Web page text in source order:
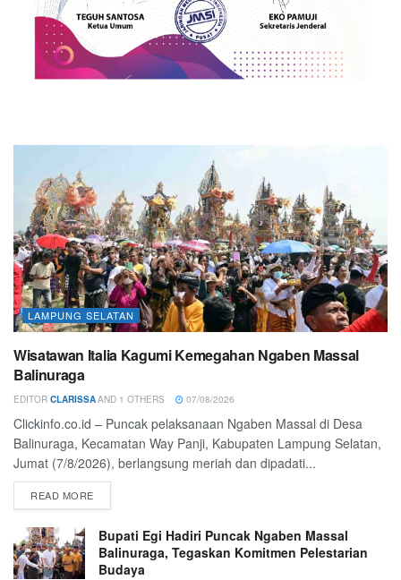
LAMPUNG SELATAN
Wisatawan Italia Kagumi Kemegahan Ngaben Massal
Balinuraga
EDITOR CLARISSAAND 1 OTHERS 07/08/2026
Clickinfo.co.id – Puncak pelaksanaan Ngaben Massal di Desa
Balinuraga, Kecamatan Way Panji, Kabupaten Lampung Selatan,
Jumat (7/8/2026), berlangsung meriah dan dipadati...
READ MORE
Bupati Egi Hadiri Puncak Ngaben Massal
Balinuraga, Tegaskan Komitmen Pelestarian
Budaya